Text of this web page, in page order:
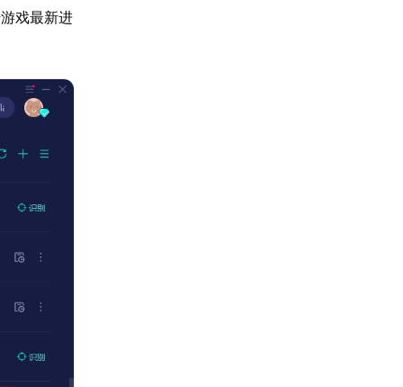
戏最新进